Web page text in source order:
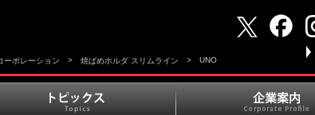
ーポレーション > 焼ばめホルダ スリムライン > UNO